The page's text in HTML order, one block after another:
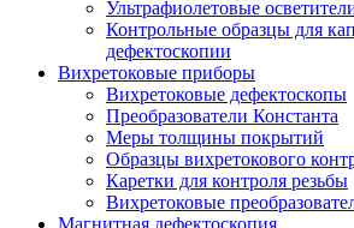
Ультрафиолетовые
Контрольные образцы для
дефектоскопии
Вихретоковые приборы
Вихретоковые дефектоскопы
Преобразователи Константа
Меры толщины покрытий
Образцы вихретокового
Каретки для контроля резьбы
Вихретоковые
Магнитная дефектоскопия